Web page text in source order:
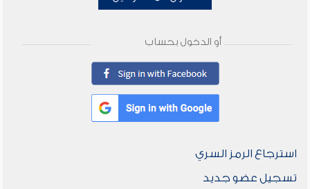
أو الدخول بحساب
استرجاع الرمز السري
تسجيل عضو جديد